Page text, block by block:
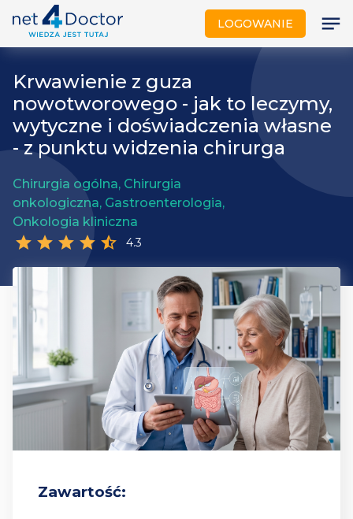
LOGOWANIE notes
Krwawienie z guza
nowotworowego - jak to leczymy,
wytyczne i doświadczenia własne
- z punktu widzenia chirurga
Chirurgia ogólna, Chirurgia
onkologiczna, Gastroenterologia,
Onkologia kliniczna
star star star star star_half 4.3
Zawartość: